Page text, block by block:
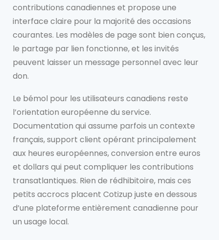
contributions canadiennes et propose une
interface claire pour la majorité des occasions
courantes. Les modèles de page sont bien conçus,
le partage par lien fonctionne, et les invités
peuvent laisser un message personnel avec leur
don.
Le bémol pour les utilisateurs canadiens reste
l’orientation européenne du service.
Documentation qui assume parfois un contexte
français, support client opérant principalement
aux heures européennes, conversion entre euros
et dollars qui peut compliquer les contributions
transatlantiques. Rien de rédhibitoire, mais ces
petits accrocs placent Cotizup juste en dessous
d’une plateforme entièrement canadienne pour
un usage local.